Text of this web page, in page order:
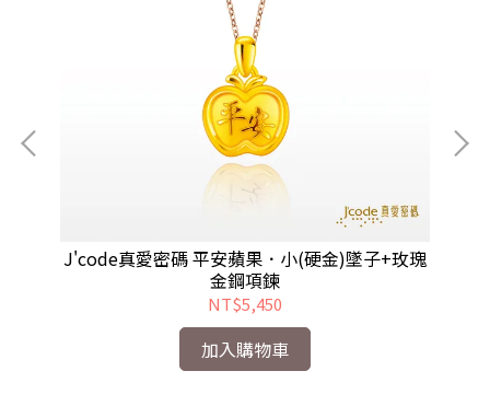
J'code真愛密碼 平安蘋果．小(硬金)墜子+玫瑰
金鋼項鍊
NT$5,450
加入購物車